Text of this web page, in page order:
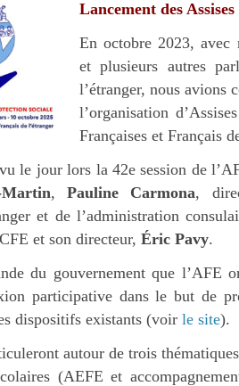
Lancement des
En octobre 2023,
et plusieurs autres
l’étranger, nous avions
l’organisation
Françaises et Français
le jour lors la 42e session de
,Pauline Carmona,
et de l’administration
et son directeur, Éric Pavy.
du gouvernement que l’AFE
participative dans le but de
dispositifs existants (voir le site).
autour de trois
(AEFE et